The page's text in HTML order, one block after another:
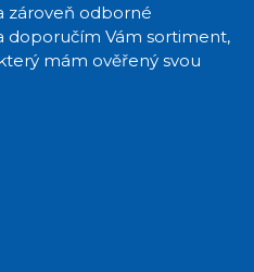
zároveň odborné
doporučím Vám sortiment,
mám ověřený svou